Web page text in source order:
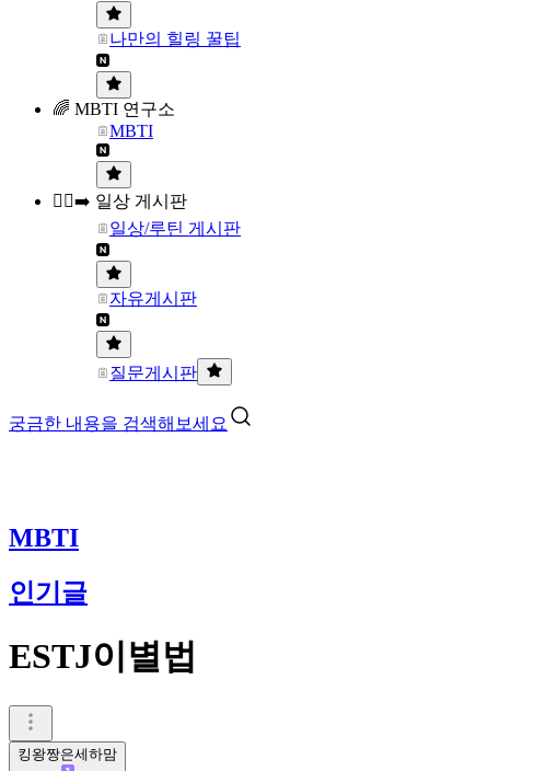
나만의 힐링 꿀팁
🌈 MBTI 연구소
MBTI
🏃‍♀️‍➡️ 일상 게시판
일상/루틴 게시판
자유게시판
질문게시판
궁금한 내용을 검색해보세요
MBTI
인기글
ESTJ이별법
킹왕짱은세하맘